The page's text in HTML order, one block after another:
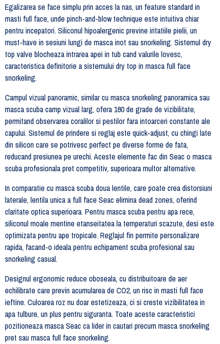
Egalizarea se face simplu prin acces la nas, un feature standard in
masti full face, unde pinch-and-blow technique este intuitiva chiar
pentru incepatori. Siliconul hipoalergenic previne iritatiile pielii, un
must-have in sesiuni lungi de masca inot sau snorkeling. Sistemul dry
top valve blocheaza intrarea apei in tub cand valurile lovesc,
caracteristica definitorie a sistemului dry top in masca full face
snorkeling.
Campul vizual panoramic, similar cu masca snorkeling panoramica sau
masca scuba camp vizual larg, ofera 180 de grade de vizibilitate,
permitand observarea coralilor si pestilor fara intoarceri constante ale
capului. Sistemul de prindere si reglaj este quick-adjust, cu chingi late
din silicon care se potrivesc perfect pe diverse forme de fata,
reducand presiunea pe urechi. Aceste elemente fac din Seac o masca
scuba profesionala pret competitiv, superioara multor alternative.
In comparatie cu masca scuba doua lentile, care poate crea distorsiuni
laterale, lentila unica a full face Seac elimina dead zones, oferind
claritate optica superioara. Pentru masca scuba pentru apa rece,
siliconul moale mentine etanseitatea la temperaturi scazute, desi este
optimizata pentru ape tropicale. Reglajul fin permite personalizare
rapida, facand-o ideala pentru echipament scuba profesional sau
snorkeling casual.
Designul ergonomic reduce oboseala, cu distribuitoare de aer
echilibrate care previn acumularea de CO2, un risc in masti full face
ieftine. Culoarea roz nu doar estetizeaza, ci si creste vizibilitatea in
apa tulbure, un plus pentru siguranta. Toate aceste caracteristici
pozitioneaza masca Seac ca lider in cautari precum masca snorkeling
pret sau masca full face snorkeling.